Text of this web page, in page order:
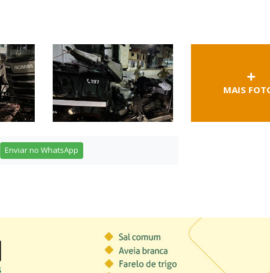
MAIS
Enviar no WhatsApp